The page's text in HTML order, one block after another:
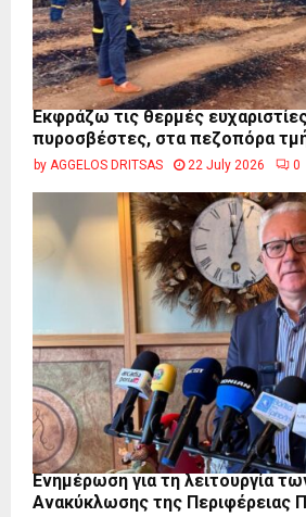
Εκφράζω τις θερμές
πυροσβέστες, στα πεζοπόρα
by AGGELOS DRITSAS 22 July 2026 0
Ενημέρωση για τη λειτουργία
Ανακύκλωσης της Περιφέρειας